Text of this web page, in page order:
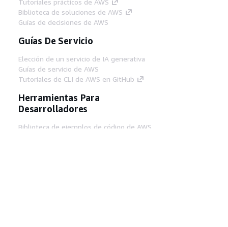
Biblioteca de soluciones de AWS
Guías de decisiones de AWS
Guías De Servicio
Elección de un servicio de IA generativa
Guías de servicio de AWS
Tutoriales de CLI de AWS en GitHub
Herramientas Para
Desarrolladores
Biblioteca de ejemplos de código de AWS